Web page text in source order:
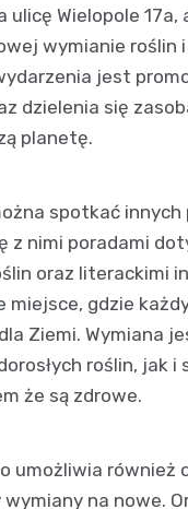
ulicę Wielopole 17a,
wymianie roślin
jest
dzielenia się
planetę.
spotkać
z nimi poradami
oraz literackimi
gdzie
Ziemi. Wymiana
roślin, jak i
że są zdrowe.
umożliwia również
na nowe.